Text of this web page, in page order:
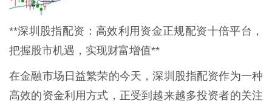
**深圳股指配资：高效利用资金正规配资十倍平台，
把握股市机遇，实现财富增值**
在金融市场日益繁荣的今天，深圳股指配资作为一种
高效的资金利用方式，正受到越来越多投资者的关注